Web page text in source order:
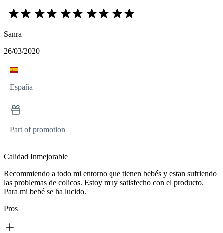
Sanra
26/03/2020
España
Part of promotion
Calidad Inmejorable
Recommiendo a todo mi entorno que tienen bebés y estan sufriendo
las problemas de colicos. Estoy muy satisfecho con el producto.
Para mi bebé se ha lucido.
Pros